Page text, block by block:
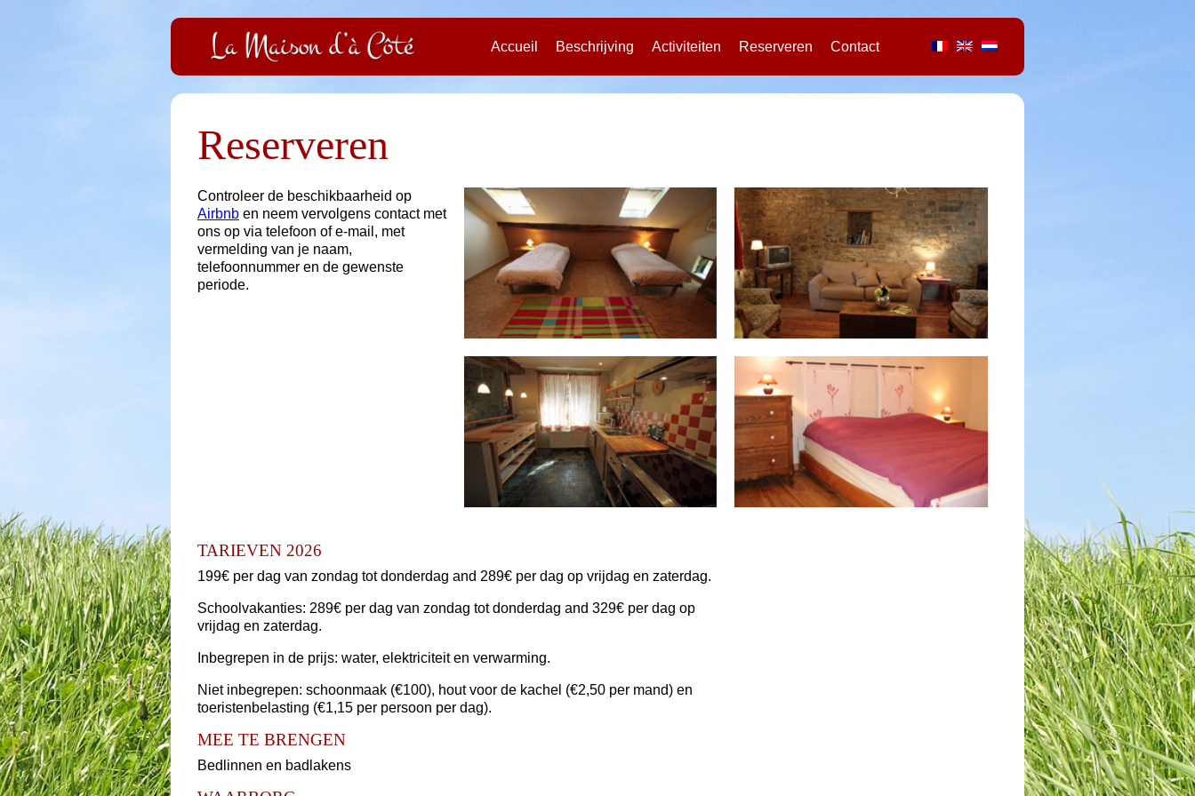
Accueil Beschrijving Activiteiten Reserveren Contact
Reserveren
Controleer de beschikbaarheid op
Airbnb en neem vervolgens contact met
ons op via telefoon of e-mail, met
vermelding van je naam,
telefoonnummer en de gewenste
periode.
TARIEVEN 2026
199€ per dag van zondag tot donderdag and 289€ per dag op vrijdag en zaterdag.
Schoolvakanties: 289€ per dag van zondag tot donderdag and 329€ per dag op
vrijdag en zaterdag.
Inbegrepen in de prijs: water, elektriciteit en verwarming.
Niet inbegrepen: schoonmaak (€100), hout voor de kachel (€2,50 per mand) en
toeristenbelasting (€1,15 per persoon per dag).
MEE TE BRENGEN
Bedlinnen en badlakens